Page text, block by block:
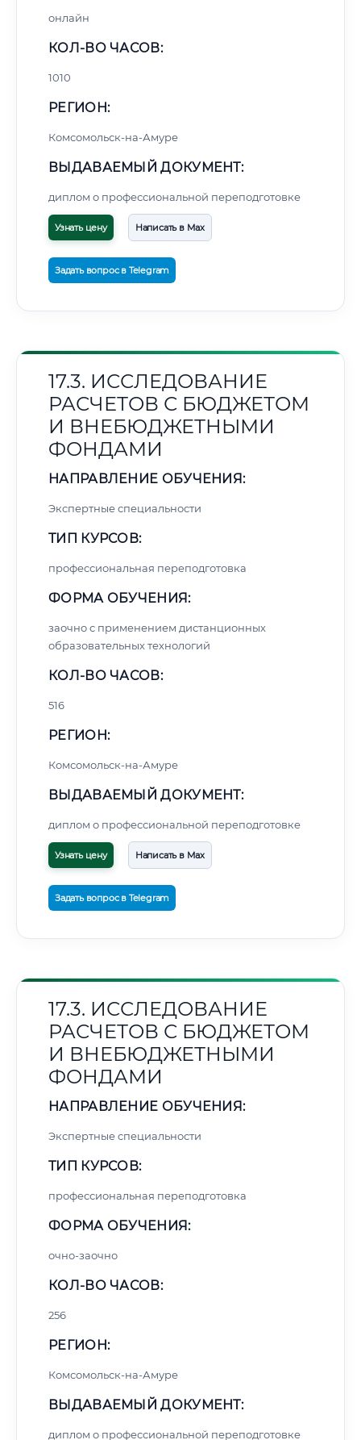
онлайн
КОЛ-ВО ЧАСОВ:
1010
РЕГИОН:
Комсомольск-на-Амуре
ВЫДАВАЕМЫЙ ДОКУМЕНТ:
диплом о профессиональной переподготовке
Узнать цену Написать в Max
Задать вопрос в Telegram
17.3. ИССЛЕДОВАНИЕ
РАСЧЕТОВ С БЮДЖЕТОМ
И ВНЕБЮДЖЕТНЫМИ
ФОНДАМИ
НАПРАВЛЕНИЕ ОБУЧЕНИЯ:
Экспертные специальности
ТИП КУРСОВ:
профессиональная переподготовка
ФОРМА ОБУЧЕНИЯ:
заочно с применением дистанционных
образовательных технологий
КОЛ-ВО ЧАСОВ:
516
РЕГИОН:
Комсомольск-на-Амуре
ВЫДАВАЕМЫЙ ДОКУМЕНТ:
диплом о профессиональной переподготовке
Узнать цену Написать в Max
Задать вопрос в Telegram
17.3. ИССЛЕДОВАНИЕ
РАСЧЕТОВ С БЮДЖЕТОМ
И ВНЕБЮДЖЕТНЫМИ
ФОНДАМИ
НАПРАВЛЕНИЕ ОБУЧЕНИЯ:
Экспертные специальности
ТИП КУРСОВ:
профессиональная переподготовка
ФОРМА ОБУЧЕНИЯ:
очно-заочно
КОЛ-ВО ЧАСОВ:
256
РЕГИОН:
Комсомольск-на-Амуре
ВЫДАВАЕМЫЙ ДОКУМЕНТ:
диплом о профессиональной переподготовке